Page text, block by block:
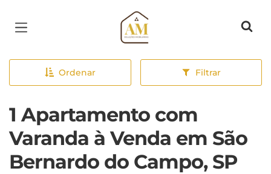
Página inicial
Ordenar Filtrar
1 Apartamento com
Varanda à Venda em São
Bernardo do Campo, SP